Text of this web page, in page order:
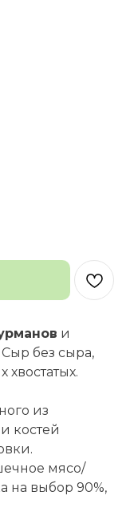
и
без сыра,
из
костей
мясо/
на выбор 90%,